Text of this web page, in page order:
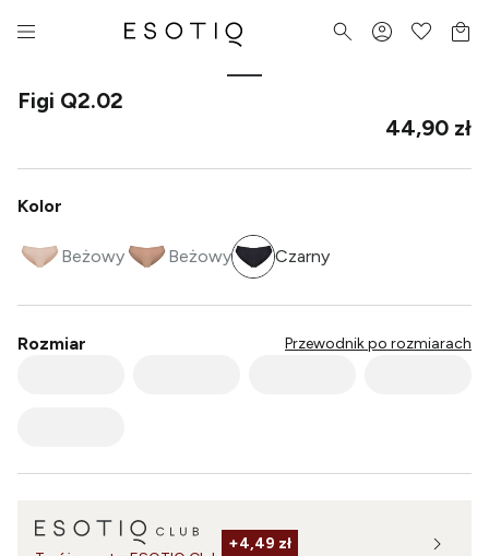
Figi Q2.02
44,90 zł
Kolor
Beżowy Beżowy Czarny
Rozmiar Przewodnik po rozmiarach
+4,49 zł